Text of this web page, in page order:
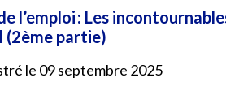
l’emploi : Les
(2ème partie)
le 09 septembre 2025